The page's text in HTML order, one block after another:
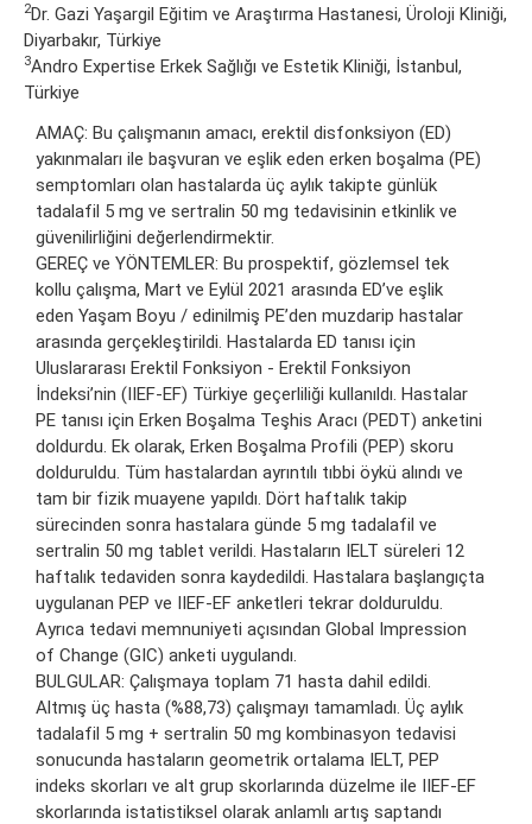
2Dr. Gazi Yaşargil Eğitim ve Araştırma Hastanesi, Üroloji Kliniği,
Diyarbakır, Türkiye
3Andro Expertise Erkek Sağlığı ve Estetik Kliniği, İstanbul,
Türkiye
AMAÇ: Bu çalışmanın amacı, erektil disfonksiyon (ED)
yakınmaları ile başvuran ve eşlik eden erken boşalma (PE)
semptomları olan hastalarda üç aylık takipte günlük
tadalafil 5 mg ve sertralin 50 mg tedavisinin etkinlik ve
güvenilirliğini değerlendirmektir.
GEREÇ ve YÖNTEMLER: Bu prospektif, gözlemsel tek
kollu çalışma, Mart ve Eylül 2021 arasında ED’ve eşlik
eden Yaşam Boyu / edinilmiş PE’den muzdarip hastalar
arasında gerçekleştirildi. Hastalarda ED tanısı için
Uluslararası Erektil Fonksiyon - Erektil Fonksiyon
İndeksi’nin (IIEF-EF) Türkiye geçerliliği kullanıldı. Hastalar
PE tanısı için Erken Boşalma Teşhis Aracı (PEDT) anketini
doldurdu. Ek olarak, Erken Boşalma Profili (PEP) skoru
dolduruldu. Tüm hastalardan ayrıntılı tıbbi öykü alındı ve
tam bir fizik muayene yapıldı. Dört haftalık takip
sürecinden sonra hastalara günde 5 mg tadalafil ve
sertralin 50 mg tablet verildi. Hastaların IELT süreleri 12
haftalık tedaviden sonra kaydedildi. Hastalara başlangıçta
uygulanan PEP ve IIEF-EF anketleri tekrar dolduruldu.
Ayrıca tedavi memnuniyeti açısından Global Impression
of Change (GIC) anketi uygulandı.
BULGULAR: Çalışmaya toplam 71 hasta dahil edildi.
Altmış üç hasta (%88,73) çalışmayı tamamladı. Üç aylık
tadalafil 5 mg + sertralin 50 mg kombinasyon tedavisi
sonucunda hastaların geometrik ortalama IELT, PEP
indeks skorları ve alt grup skorlarında düzelme ile IIEF-EF
skorlarında istatistiksel olarak anlamlı artış saptandı